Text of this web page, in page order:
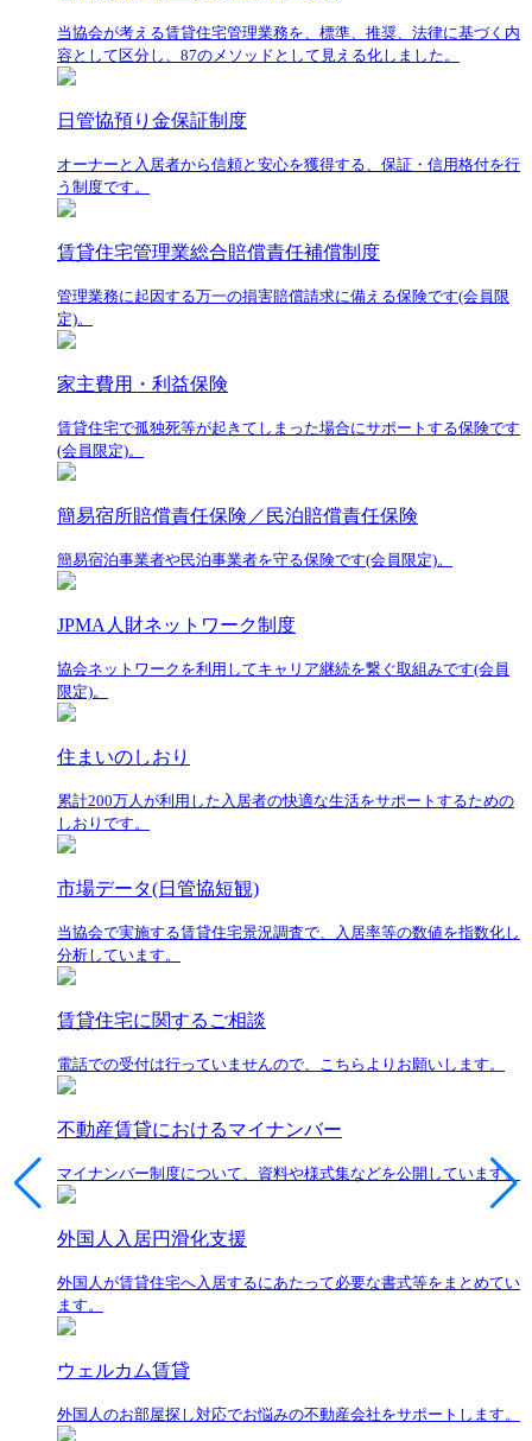
当協会が考える賃貸住宅管理業務を、標準、推奨、法律に基づく内
容として区分し、87のメソッドとして見える化しました。
日管協預り金保証制度
オーナーと入居者から信頼と安心を獲得する、保証・信用格付を行
う制度です。
賃貸住宅管理業総合賠償責任補償制度
管理業務に起因する万一の損害賠償請求に備える保険です(会員限
定)。
家主費用・利益保険
賃貸住宅で孤独死等が起きてしまった場合にサポートする保険です
(会員限定)。
簡易宿所賠償責任保険／民泊賠償責任保険
簡易宿泊事業者や民泊事業者を守る保険です(会員限定)。
JPMA人財ネットワーク制度
協会ネットワークを利用してキャリア継続を繋ぐ取組みです(会員
限定)。
住まいのしおり
累計200万人が利用した入居者の快適な生活をサポートするための
しおりです。
市場データ(日管協短観)
当協会で実施する賃貸住宅景況調査で、入居率等の数値を指数化し
分析しています。
賃貸住宅に関するご相談
電話での受付は行っていませんので、こちらよりお願いします。
不動産賃貸におけるマイナンバー
マイナンバー制度について、資料や様式集などを公開しています。
外国人入居円滑化支援
外国人が賃貸住宅へ入居するにあたって必要な書式等をまとめてい
ます。
ウェルカム賃貸
外国人のお部屋探し対応でお悩みの不動産会社をサポートします。